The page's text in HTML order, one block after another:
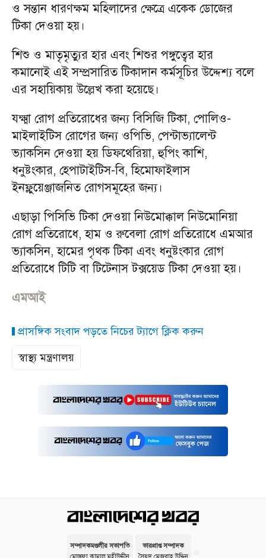
ও সন্তান ধারণক্ষম মহিলাদের ক্ষেত্রে একেক ডোজের
টিকা দেওয়া হয়।
শিশু ও মাতৃমৃত্যুর হার এবং শিশুর পঙ্গুত্বের হার
কমানোই এই সম্প্রসারিত টিকাদান কর্মসূচির উদ্দেশ্য বলে
এর সহায়িকায় উল্লেখ করা হয়েছে।
যক্ষ্মা রোগ প্রতিরোধের জন্য বিসিজি টিকা, পোলিও-
মাইলাইটিস রোগের জন্য ওপিভি, পেন্টাভ্যালেন্ট
ভ্যাকসিন দেওয়া হয় ডিফথেরিয়া, হুপিং কাশি,
ধনুষ্টংকার, হেপাটাইটিস-বি, হিমোফাইলাস
ইনফ্লুয়েঞ্জাজনিত রোগসমূহের জন্য।
এছাড়া পিসিভি টিকা দেওয়া নিউমোক্কাল নিউমোনিয়া
রোগ প্রতিরোধে, হাম ও রুবেলা রোগ প্রতিরোধে এমআর
ভ্যাকসিন, হামের পৃথক টিকা এবং ধনুষ্টংকার রোগ
প্রতিরোধে টিটি বা টিটেনাস টক্সয়েড টিকা দেওয়া হয়।
এমআই
প্রাসঙ্গিক সংবাদ পড়তে নিচের ট্যাগে ক্লিক করুন
স্বাস্থ্য মন্ত্রণালয়
সম্পাদকমণ্ডলীর সভাপতি
মোস্তফা কামাল মহীউদ্দীন
ভারপ্রাপ্ত সম্পাদক
সৈয়দ মেজবাহ উদ্দিন